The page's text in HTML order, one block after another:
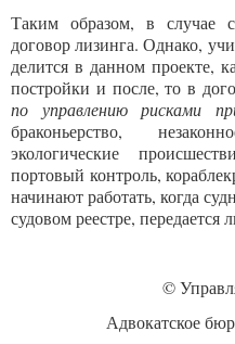
Таким образом, в случае
договор лизинга. Однако,
делится в данном проекте,
постройки и после, то в
по управлению рисками
браконьерство,
экологические
портовый контроль,
начинают работать, когда
судовом реестре, передается
©
Адвокатское